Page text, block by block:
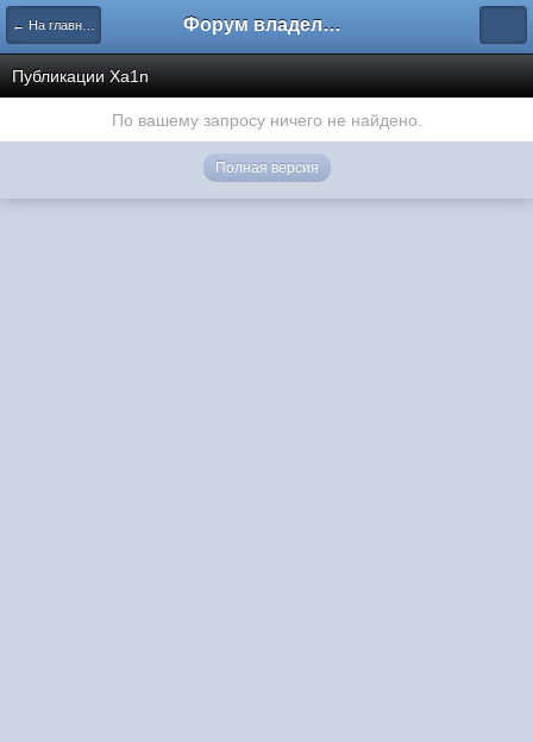
← На главную Форум владельцев интернет-магазинов
Публикации Xa1n
По вашему запросу ничего не найдено.
Полная версия